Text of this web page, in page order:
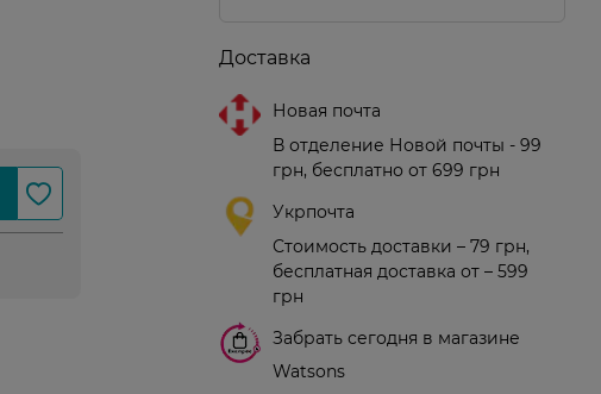
Доставка
Новая почта
В отделение Новой почты - 99
грн, бесплатно от 699 грн
Укрпочта
Стоимость доставки – 79 грн,
бесплатная доставка от – 599
грн
Забрать сегодня в магазине
Watsons